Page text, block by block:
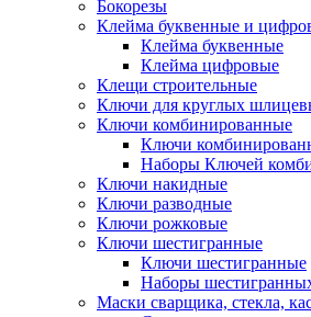
Бокорезы
Клейма буквенные и
Клейма буквенные
Клейма цифровые
Клещи строительные
Ключи для круглых
Ключи комбинированные
Ключи
Наборы Ключей
Ключи накидные
Ключи разводные
Ключи рожковые
Ключи шестигранные
Ключи шестигранные
Наборы
Маски сварщика, стекла,